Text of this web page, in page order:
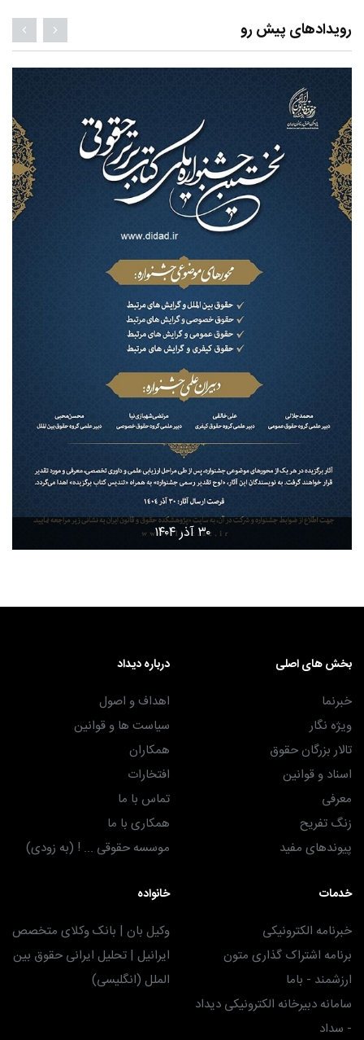
رویدادهای پیش رو
۳۰ آذر ۱۴۰۴
بخش های اصلی
خبرنما
ویژه نگار
تالار بزرگان حقوق
اسناد و قوانین
معرفی
زنگ تفریح
پیوندهای مفید
درباره دیداد
اهداف و اصول
سیاست ها و قوانین
همکاران
افتخارات
تماس با ما
همکاری با ما
موسسه حقوقی ... ! (به زودی)
خدمات
خبرنامه الکترونیکی
برنامه اشتراک گذاری متون
ارزشمند - باما
سامانه دبیرخانه الکترونیکی دیداد
- سداد
خانواده
وکیل بان | بانک وکلای متخصص
ایرانیل | تحلیل ایرانی حقوق بین
الملل (انگلیسی)